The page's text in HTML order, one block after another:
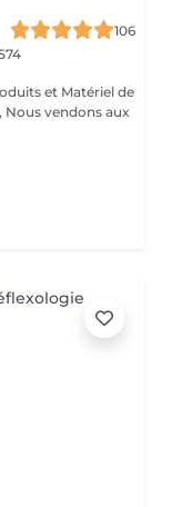
106
et Matériel de